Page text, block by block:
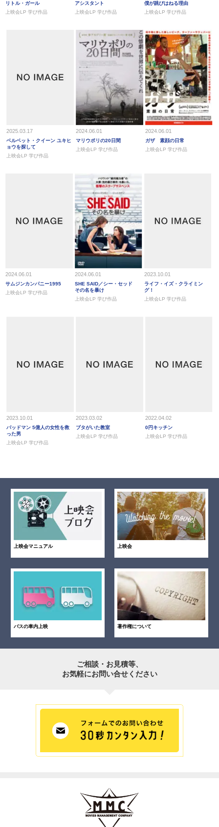
リトル・ガール
上映会LP 学び作品
アシスタント
上映会LP 学び作品
僕が跳びはねる理由
上映会LP 学び作品
2025.03.17
ベルベット・クイーン ユキヒ
ョウを探して
上映会LP 学び作品
2024.06.01
マリウポリの20日間
上映会LP 学び作品
2024.06.01
ガザ 素顔の日常
上映会LP 学び作品
2024.06.01
サムジンカンパニー1995
上映会LP 学び作品
2024.06.01
SHE SAID／シー・セッド
その名を暴け
上映会LP 学び作品
2023.10.01
ライフ・イズ・クライミン
グ！
上映会LP 学び作品
2023.10.01
パッドマン 5億人の女性を救
った男
上映会LP 学び作品
2023.03.02
ブタがいた教室
上映会LP 学び作品
2022.04.02
0円キッチン
上映会LP 学び作品
上映会マニュアル 上映会
バスの車内上映 著作権について
ご相談・お見積等、
お気軽にお問い合せください